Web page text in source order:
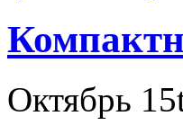
Октябрь